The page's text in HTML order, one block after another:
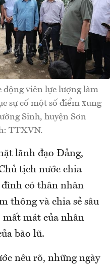
động viên lực lượng làm
sự cố một số điểm xung
Sinh, huyện Sơn
TTXVN.
lãnh đạo Đảng,
tịch nước chia
đình có thân nhân
thông và chia sẻ sâu
mất mát của nhân
bão lũ.
nêu rõ, những ngày